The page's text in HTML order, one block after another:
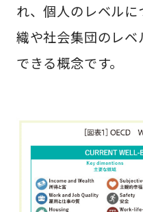
れ、個人のレベル
織や社会集団のレ
できる概念です。